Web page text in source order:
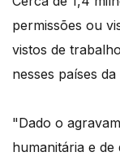
permissões ou
vistos de
nesses países da
"Dado o
humanitária e